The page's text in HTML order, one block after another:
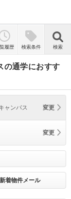
検索
履歴 検索条件 検索
の通学におすす
ャンパス 変更
変更
新着物件メール